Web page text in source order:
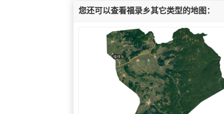
您还可以查看福录乡其它类型的地图：